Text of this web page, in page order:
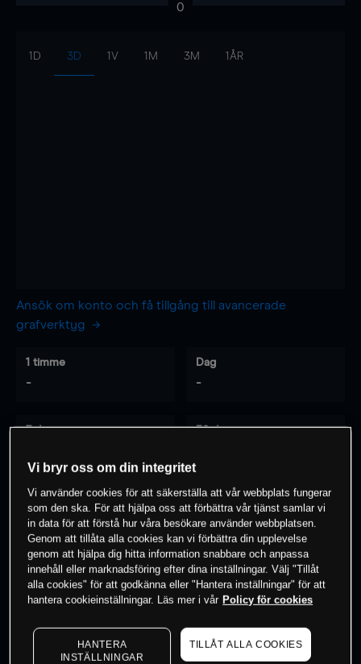
0
1D 3D 1V 1M 3M 1ÅR
Ansök om konto och få tillgång till avancerade
grafverktyg
1 timme
-
Dag
-
7 dagar 30 dagar
0% av kunderna har en position i detta
instrument
Börja handla
Vi bryr oss om din integritet
Vi använder cookies för att säkerställa att vår webbplats fungerar
som den ska. För att hjälpa oss att förbättra vår tjänst samlar vi
in data för att förstå hur våra besökare använder webbplatsen.
Genom att tillåta alla cookies kan vi förbättra din upplevelse
genom att hjälpa dig hitta information snabbare och anpassa
innehåll eller marknadsföring efter dina inställningar. Välj "Tillåt
alla cookies" för att godkänna eller "Hantera inställningar" för att
hantera cookieinställningar. Läs mer i vår Policy för cookies
HANTERA
INSTÄLLNINGAR
TILLÅT ALLA COOKIES